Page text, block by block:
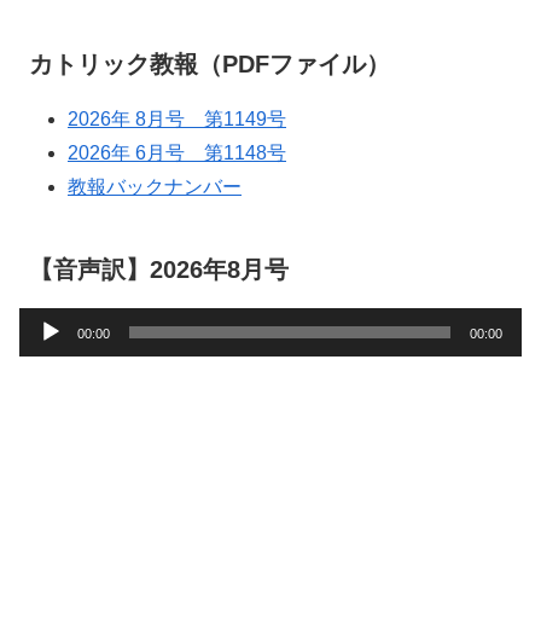
カトリック教報（PDFファイル）
2026年 8月号 第1149号
2026年 6月号 第1148号
教報バックナンバー
【音声訳】2026年8月号
声
00:00 00:00